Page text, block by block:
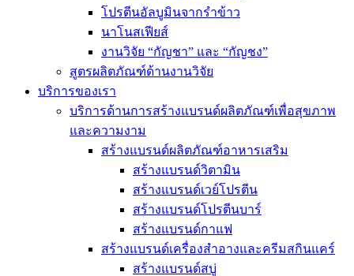
โปรตีนอัลบูมินจากรำข้าว
นาโนสเฟียส์
งานวิจัย “กัญชา” และ “กัญชง”
สูตรผลิตภัณฑ์ด้านงานวิจัย
บริการของเรา
บริการด้านการสร้างแบรนด์ผลิตภัณฑ์เพื่อสุขภาพ
และความงาม
สร้างแบรนด์ผลิตภัณฑ์อาหารเสริม
สร้างแบรนด์วิตามิน
สร้างแบรนด์เวย์โปรตีน
สร้างแบรนด์โปรตีนบาร์
สร้างแบรนด์กาแฟ
สร้างแบรนด์เครื่องสำอางและครีมสกินแคร์
สร้างแบรนด์สบู่